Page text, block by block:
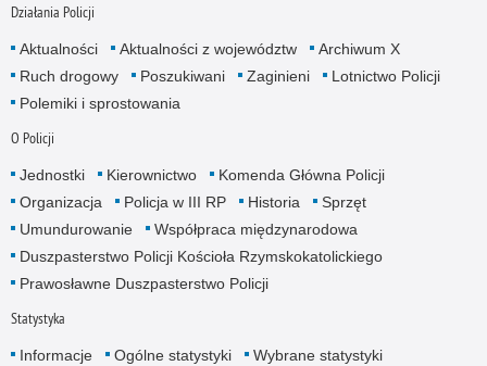
Działania Policji
Aktualności Aktualności z województw
Archiwum X
Ruch drogowy
Poszukiwani Zaginieni
Lotnictwo Policji
Polemiki i sprostowania
O Policji
Jednostki Kierownictwo
Komenda Główna Policji
Organizacja
Policja w III RP Historia
Sprzęt
Umundurowanie
Współpraca międzynarodowa
Duszpasterstwo Policji Kościoła Rzymskokatolickiego
Prawosławne Duszpasterstwo Policji
Statystyka
Informacje Ogólne statystyki
Wybrane statystyki